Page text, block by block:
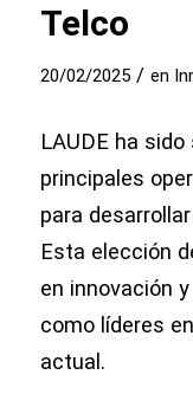
Telco
20/02/2025 / en
LAUDE ha
principales
para
Esta elección
en innovación
como líderes
actual.